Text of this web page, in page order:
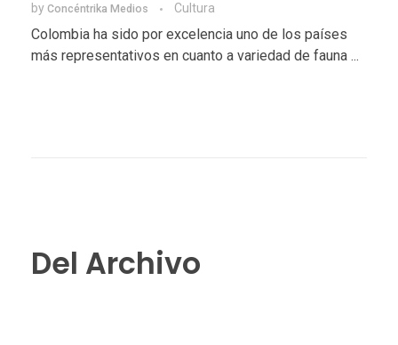
by Concéntrika Medios Cultura
Colombia ha sido por excelencia uno de los países
más representativos en cuanto a variedad de fauna ...
Del Archivo